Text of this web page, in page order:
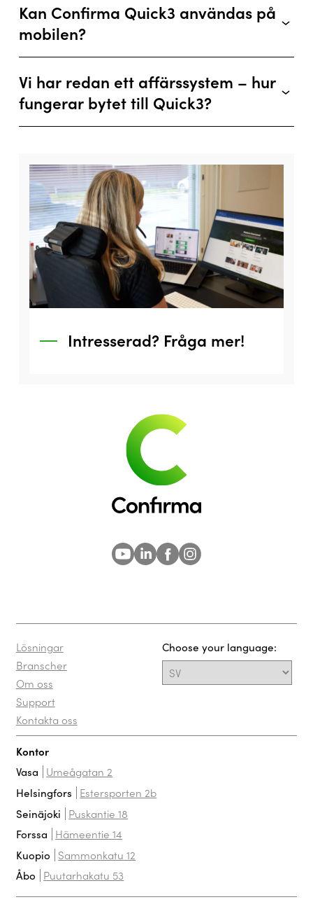
Kan Confirma Quick3 användas på
mobilen?
Vi har redan ett affärssystem – hur
fungerar bytet till Quick3?
Intresserad? Fråga mer!
Lösningar
Branscher
Om oss
Support
Kontakta oss
Kontor
Vasa Umeågatan 2
Helsingfors Estersporten 2b
Seinäjoki Puskantie 18
Forssa Hämeentie 14
Kuopio Sammonkatu 12
Åbo Puutarhakatu 53
Choose your language: